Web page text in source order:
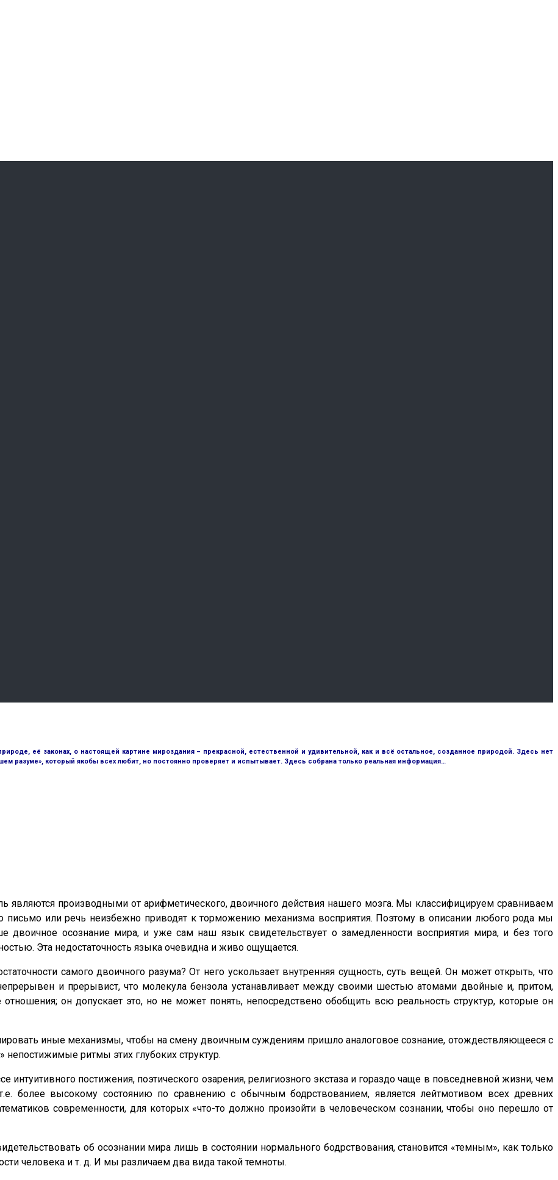
её законах, о настоящей картине мироздания – прекрасной, естественной и удивительной, как и всё остальное, созданное природой. Здесь нет
разуме», который якобы всех любит, но постоянно проверяет и испытывает. Здесь собрана только реальная информация…
являются производными от арифметического, двоичного действия нашего мозга. Мы классифицируем сравниваем
или речь неизбежно приводят к торможению механизма восприятия. Поэтому в описании любого рода мы
осознание мира, и уже сам наш язык свидетельствует о замедленности восприятия мира, и без того
Эта недостаточность языка очевидна и живо ощущается.
самого двоичного разума? От него ускользает внутренняя сущность, суть вещей. Он может открыть, что
и прерывист, что молекула бензола устанавливает между своими шестью атомами двойные и, притом,
он допускает это, но не может понять, непосредствено обобщить всю реальность структур, которые он
иные механизмы, чтобы на смену двоичным суждениям пришло аналоговое сознание, отождествляющееся с
ритмы этих глубоких структур.
интуитивного постижения, поэтического озарения, религиозного экстаза и гораздо чаще в повседневной жизни, чем
более высокому состоянию по сравнению с обычным бодрствованием, является лейтмотивом всех древних
современности, для которых «что-то должно произойти в человеческом сознании, чтобы оно перешло от
об осознании мира лишь в состоянии нормального бодрствования, становится «темным», как только
человека и т. д. И мы различаем два вида такой темноты.